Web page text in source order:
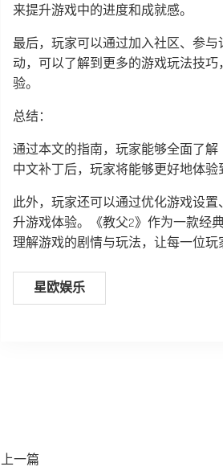
来提升游戏中的进度和成就感。
最后，玩家可以通过加入社区、参
动，可以了解到更多的游戏玩法技
验。
总结：
通过本文的指南，玩家能够全面了
中文补丁后，玩家将能够更好地体验
此外，玩家还可以通过优化游戏设
升游戏体验。《教父2》作为一款经
理解游戏的剧情与玩法，让每一位玩
星欧娱乐
上一篇